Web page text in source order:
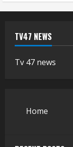
TV47 NEWS
Tv 47 news
Home